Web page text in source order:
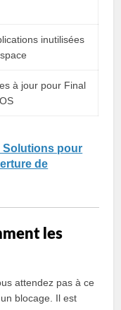
inutilisées
à jour pour Final
Solutions pour
de
les
attendez pas à ce
blocage. Il est